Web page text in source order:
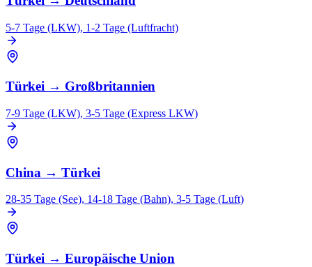
5-7 Tage (LKW), 1-2 Tage (Luftfracht)
Türkei → Großbritannien
7-9 Tage (LKW), 3-5 Tage (Express LKW)
China → Türkei
28-35 Tage (See), 14-18 Tage (Bahn), 3-5 Tage (Luft)
Türkei → Europäische Union